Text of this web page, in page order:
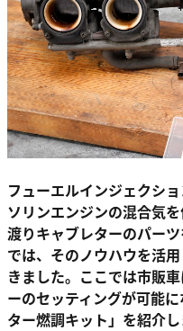
フューエルインジェクシ
ソリンエンジンの混合気
渡りキャブレターのパー
では、そのノウハウを活
きました。ここでは市販
ーのセッティングが可能
ター燃調キット」を紹介し